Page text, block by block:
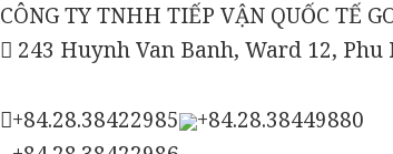
CÔNG TY TNHH TIẾP VẬN QUỐC TẾ
243 Huynh Van Banh, Ward 12,
+84.28.38422985
+84.28.38449880